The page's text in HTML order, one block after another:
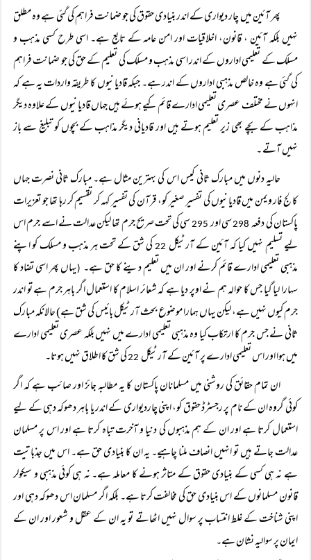
پھر آئین میں چار دیواری کے اندر بنیادی حقوق کی جو ضمانت فراہم کی گئی ہے وہ مطلق
نہیں بلکہ آئین ، قانون، اخلاقیات اور امن عامہ کے تابع ہے۔ اسی طرح کسی مذہب و
مسلک کے تعلیمی اداروں کے اندر اسی مذہب و مسلک کی تعلیم کے حق کی جو ضمانت فراہم
کی گئی ہے وہ خالص مذہبی اداروں کے اندر ہے۔ جبکہ قادیانیوں کا طریقہ واردات یہ ہے کہ
انہوں نے مختلف عصری تعلیمی ادارے قائم کیے ہوئے ہیں جہاں قادیانیوں کے علاوہ دیگر
مذاہب کے بچے بھی زیر تعلیم ہوتے ہیں اور قادیانی دیگر مذاہب کے بچوں کو تبلیغ سے باز
نہیں آتے ۔
حالیہ دنوں میں مبارک ثانی کیس اس کی بہترین مثال ہے۔ مبارک ثانی نصرت جہاں
کالج فار ویمن میں قادیانیوں کی تفسیر صغیر کو، قرآن کی تفسیر کہہ کر تقسیم کر رہا تھا جو تعزیرات
پاکستان کی دفعہ
سی اور295
سی کی تحت صریح جرم تھا لیکن عدالت نے اسے جرم اس
لیے تسلیم نہیں کیا کہ آئین کے آرٹیکل
کی شق کے تحت ہر مذہب و مسلک کو اپنے
مذہبی تعلیمی ادارے قائم کرنے اور ان میں تعلیم دینے کا حق ہے۔ (یہاں پھر اسی تضاد کا
سہارا لیا گیا جس کا حوالہ ہم نے اوپر دیا ہے کہ شعائر اسلام کا استعمال اگر باہر جرم ہے تو اندر
جرم کیوں نہیں ہے، لیکن یہاں ہمارا موضوع بحث آرٹیکل بائیس کی شق ہے) حالانکہ مبارک
ثانی نے جس جرم کا ارتکاب کیا وہ مذہبی تعلیمی ادارے میں نہیں بلکہ عصری تعلیمی ادارے
میں ہوا اور اس تعلیمی ادارے پر آئین کے آرٹیکل
کی شق کا اطلاق نہیں ہوتا۔
ان تمام حقائق کی روشنی میں مسلمانان پاکستان کا یہ مطالبہ جائز اور صائب ہے کہ اگر
کوئی گروہ ان کے نام پر رجسٹرڈ حقوق کو، اپنی چاردیواری کے اندر یا باہر دھوکہ دہی کے لیے
استعمال کرتا ہے اور ان کے ہم مذہبوں کی دنیا و آخرت تباہ کرتا ہے اور اس پر مسلمان
عدالت جاتے ہیں تو انہیں انصاف ملنا چاہیے۔ یہ ان کا بنیادی حق ہے۔ اس میں جذباتیت
ہے نہ ہی کسی کے بنیادی حقوق کے متاثر ہونے کا معاملہ ہے۔ نہ ہی کوئی مذہبی و سیکولر
قانون مسلمانوں کے اس بنیادی حق کی مخالفت کرتا ہے۔ بلکہ اگر مسلمان اس دھوکہ دہی اور
اپنی شناخت کے غلط انتساب پر سوال نہیں اٹھاتے تو یہ ان کے عقل و شعور اور ان کے
ایمان پر سوالیہ نشان ہے۔